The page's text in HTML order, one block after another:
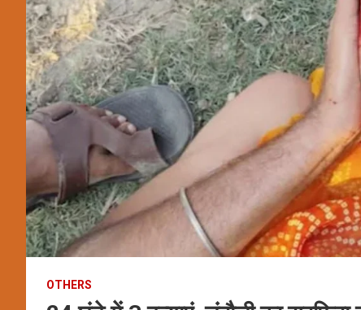
OTHERS